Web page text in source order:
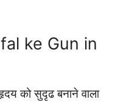
ke Gun in
को सुदृढ बनाने वाला